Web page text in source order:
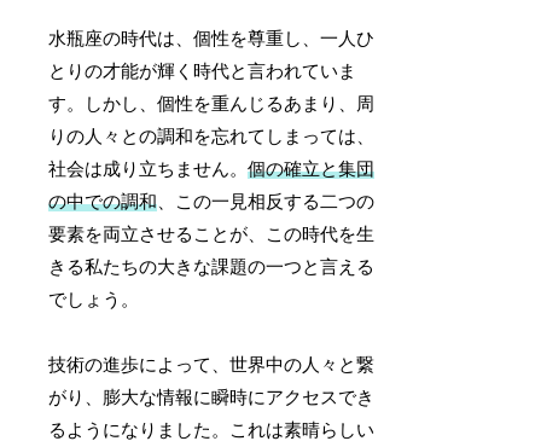
水瓶座の時代は、個性を尊重し、一人ひ
とりの才能が輝く時代と言われていま
す。しかし、個性を重んじるあまり、周
りの人々との調和を忘れてしまっては、
社会は成り立ちません。個の確立と集団
の中での調和 、この一見相反する二つの
要素を両立させることが、この時代を生
きる私たちの大きな課題の一つと言える
でしょう。
技術の進歩によって、世界中の人々と繋
がり、膨大な情報に瞬時にアクセスでき
るようになりました。これは素晴らしい